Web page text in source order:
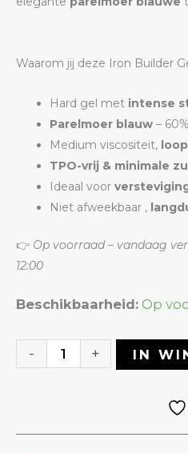
Waarom jij deze Iron Builder
Hard gel met intense
Parelmoer blauw –
Medium viscositeit,
TPO-vrij & minimale
Ideaal voor
Niet afweekbaar ,
👉 Op voorraad – vandaag
12:00
Beschikbaarheid: Op
-
Iron
Gel
+ IN